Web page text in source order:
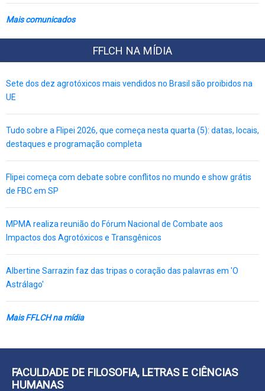
Mais comunicados
FFLCH NA MÍDIA
Sete dos dez agrotóxicos mais vendidos no Brasil são proibidos na
UE
Tudo sobre a Flipei 2026, que começa nesta quarta (5): datas, locais,
destaques e programação completa
Flipei começa com debate sobre conflitos no mundo e show grátis
de FBC em SP
MPMA realiza reunião do Fórum Nacional de Combate aos
Impactos dos Agrotóxicos e Transgênicos
Albertine Sarrazin faz das tripas o coração das palavras em 'O
Astrálago'
Mais FFLCH na mídia
FACULDADE DE FILOSOFIA, LETRAS E CIÊNCIAS
HUMANAS